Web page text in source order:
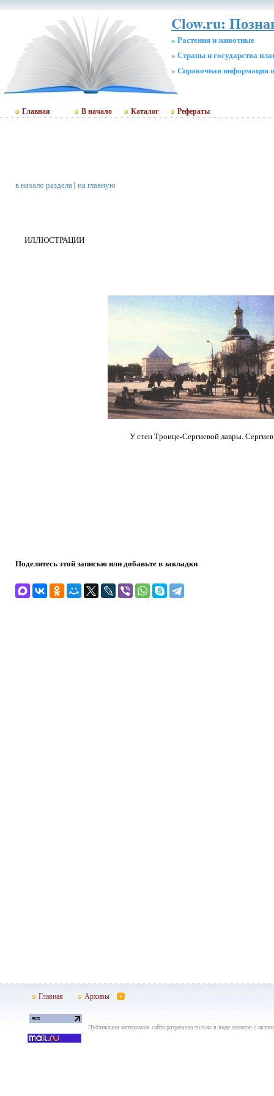
Clow.ru:
» Растения и животные
» Страны и государства
» Cправочная информация
Главная В начало Каталог Рефераты
в начало раздела| на главную
ИЛЛЮСТРАЦИИ
У стен Троице-Сергиевой лавры.
Поделитесь этой записью или добавьте в закладки
Главная Архивы
Публикация материалов сайта разрешена только в виде анонсов с